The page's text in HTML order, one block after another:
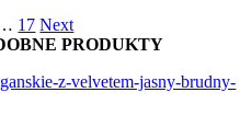
17 Next
PRODUKTY